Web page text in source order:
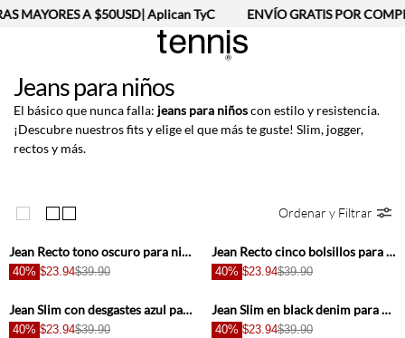
MAYORES A $50USD| Aplican TyC ENVÍO GRATIS POR
Jeans para niños
El básico que nunca falla: jeans para niñoscon estilo y resistencia.
¡Descubre nuestros fits y elige el que más te guste! Slim, jogger,
rectos y más.
Ordenar y Filtrar
Jean Recto tono oscuro para niño
40% $23.94$39.90
Jean Recto cinco bolsillos para niño
40% $23.94$39.90
+
Jean Slim con desgastes azul para niño
40% $23.94$39.90
Jean Slim en black denim para niño
40% $23.94$39.90